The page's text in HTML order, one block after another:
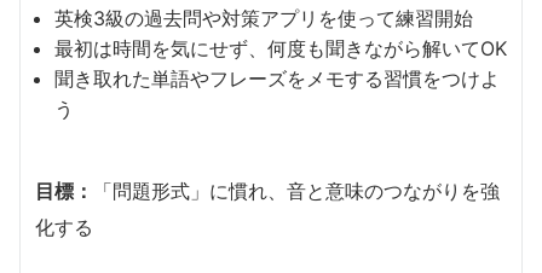
英検3級の過去問や対策アプリを使って練習開始
最初は時間を気にせず、何度も聞きながら解いてOK
聞き取れた単語やフレーズをメモする習慣をつけよ
う
目標：
「問題形式」に慣れ、音と意味のつながりを強
化する